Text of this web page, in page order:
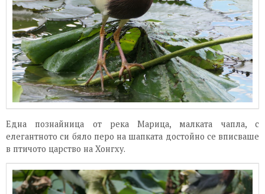
Една познайница от река Марица, малката чапла, с
елегантното си бяло перо на шапката достойно се вписваше
в птичото царство на Хонгху.